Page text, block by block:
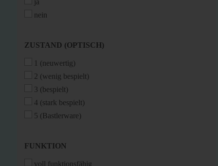
ja
nein
ZUSTAND
ZUSTAND (OPTISCH)
1 (neuwertig)
2 (wenig bespielt)
3 (bespielt)
4 (stark bespielt)
5 (Bastlerware)
FUNKTION
FUNKTION
voll funktionsfähig